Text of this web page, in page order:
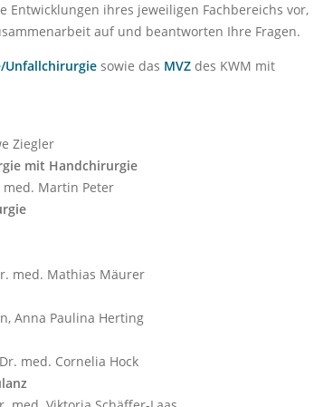
Entwicklungen ihres jeweiligen Fachbereichs vor,
auf und beantworten Ihre Fragen.
Unfallchirurgie sowie das MVZ des KWM mit
Ziegler
mit Handchirurgie
med. Martin Peter
med. Mathias Mäurer
Anna Paulina Herting
med. Cornelia Hock